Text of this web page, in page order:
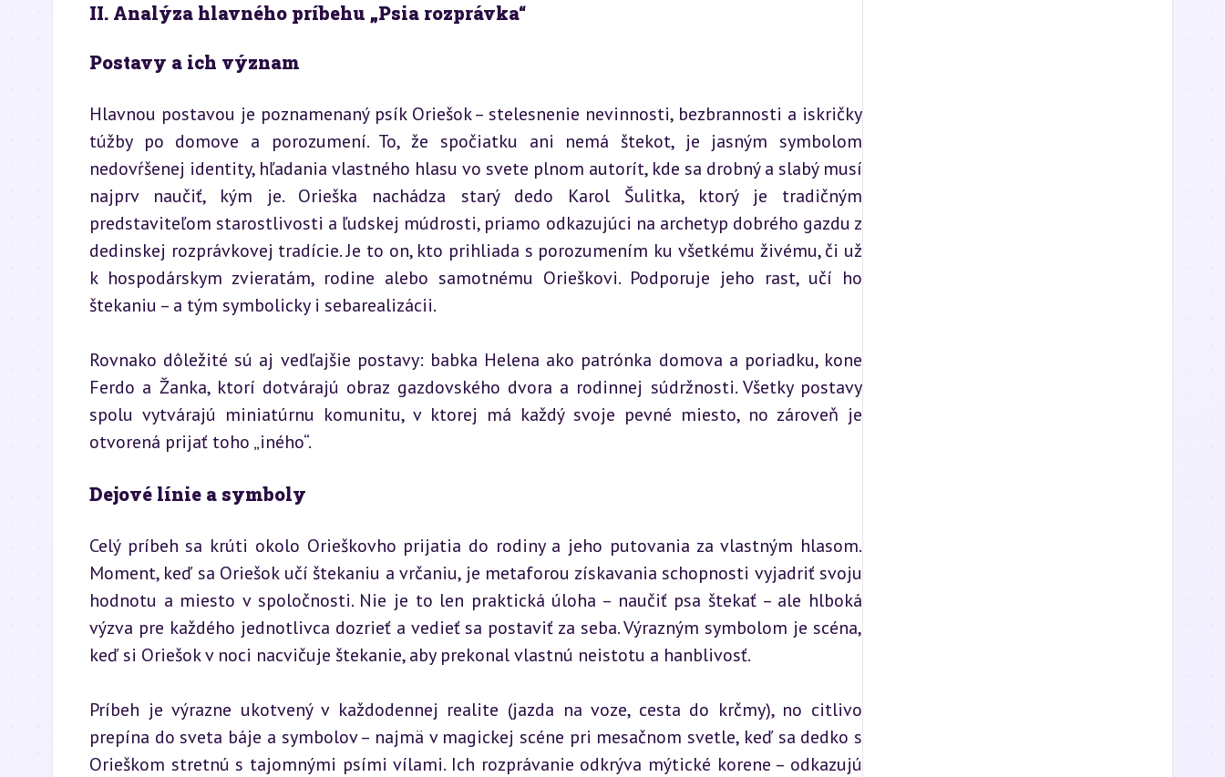
II. Analýza hlavného príbehu „Psia rozprávka“
Postavy a ich význam
Hlavnou postavou je poznamenaný psík Oriešok – stelesnenie nevinnosti, bezbrannosti a iskričky
túžby po domove a porozumení. To, že spočiatku ani nemá štekot, je jasným symbolom
nedovŕšenej identity, hľadania vlastného hlasu vo svete plnom autorít, kde sa drobný a slabý musí
najprv naučiť, kým je. Orieška nachádza starý dedo Karol Šulitka, ktorý je tradičným
predstaviteľom starostlivosti a ľudskej múdrosti, priamo odkazujúci na archetyp dobrého gazdu z
dedinskej rozprávkovej tradície. Je to on, kto prihliada s porozumením ku všetkému živému, či už
k hospodárskym zvieratám, rodine alebo samotnému Orieškovi. Podporuje jeho rast, učí ho
štekaniu – a tým symbolicky i sebarealizácii.
Rovnako dôležité sú aj vedľajšie postavy: babka Helena ako patrónka domova a poriadku, kone
Ferdo a Žanka, ktorí dotvárajú obraz gazdovského dvora a rodinnej súdržnosti. Všetky postavy
spolu vytvárajú miniatúrnu komunitu, v ktorej má každý svoje pevné miesto, no zároveň je
otvorená prijať toho „iného“.
Dejové línie a symboly
Celý príbeh sa krúti okolo Orieškovho prijatia do rodiny a jeho putovania za vlastným hlasom.
Moment, keď sa Oriešok učí štekaniu a vrčaniu, je metaforou získavania schopnosti vyjadriť svoju
hodnotu a miesto v spoločnosti. Nie je to len praktická úloha – naučiť psa štekať – ale hlboká
výzva pre každého jednotlivca dozrieť a vedieť sa postaviť za seba. Výrazným symbolom je scéna,
keď si Oriešok v noci nacvičuje štekanie, aby prekonal vlastnú neistotu a hanblivosť.
Príbeh je výrazne ukotvený v každodennej realite (jazda na voze, cesta do krčmy), no citlivo
prepína do sveta báje a symbolov – najmä v magickej scéne pri mesačnom svetle, keď sa dedko s
Orieškom stretnú s tajomnými psími vílami. Ich rozprávanie odkrýva mýtické korene – odkazujú